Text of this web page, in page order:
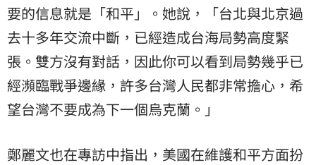
要的信息就是「和平」。她說，「台北與北京過
去十多年交流中斷，已經造成台海局勢高度緊
張。雙方沒有對話，因此你可以看到局勢幾乎已
經瀕臨戰爭邊緣，許多台灣人民都非常擔心，希
望台灣不要成為下一個烏克蘭。」
鄭麗文也在專訪中指出，美國在維護和平方面扮